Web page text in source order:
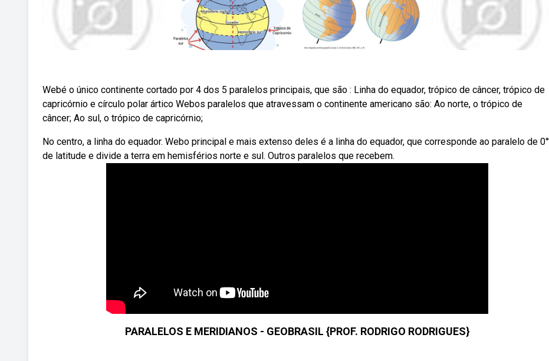
Webé o único continente cortado por 4 dos 5 paralelos principais, que são : Linha do equador, trópico de câncer, trópico de
capricórnio e círculo polar ártico Webos paralelos que atravessam o continente americano são: Ao norte, o trópico de
câncer; Ao sul, o trópico de capricórnio;
No centro, a linha do equador. Webo principal e mais extenso deles é a linha do equador, que corresponde ao paralelo de 0°
de latitude e divide a terra em hemisférios norte e sul. Outros paralelos que recebem.
PARALELOS E MERIDIANOS - GEOBRASIL {PROF. RODRIGO RODRIGUES}